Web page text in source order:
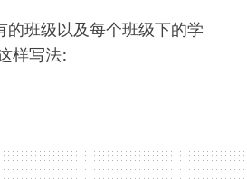
的班级以及每个班级下的学
样写法: